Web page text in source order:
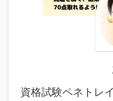
資格試験ペネトレ